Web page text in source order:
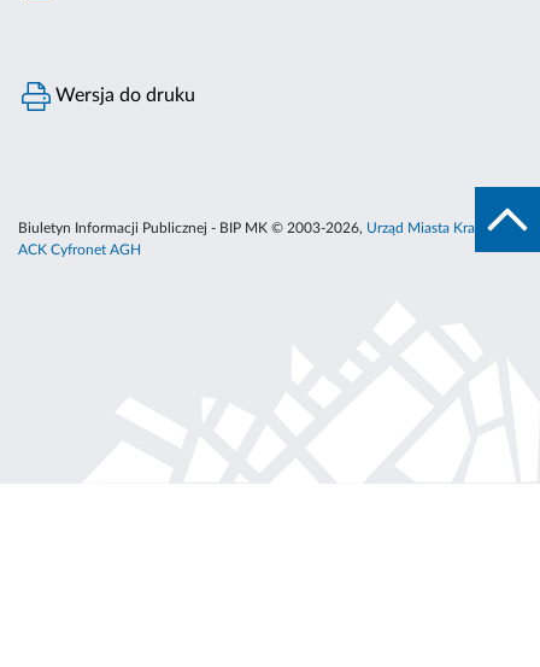
Wersja do druku
Biuletyn Informacji Publicznej - BIP MK © 2003-2026, Urząd Miasta Krakowa
ACK Cyfronet AGH